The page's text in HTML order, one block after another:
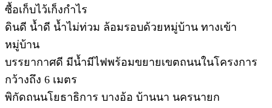
ซื้อเก็บไว้เก็งกำไร
ดินดี น้ำดี น้ำไม่ท่วม ล้อมรอบด้วยหมู่บ้าน ทางเข้า
หมู่บ้าน
บรรยากาศดี มีน้ำมีไฟพร้อมขยายเขตถนนในโครงการ
กว้างถึง 6 เมตร
พิกัดถนนโยธาธิการ บางอ้อ บ้านนา นครนายก